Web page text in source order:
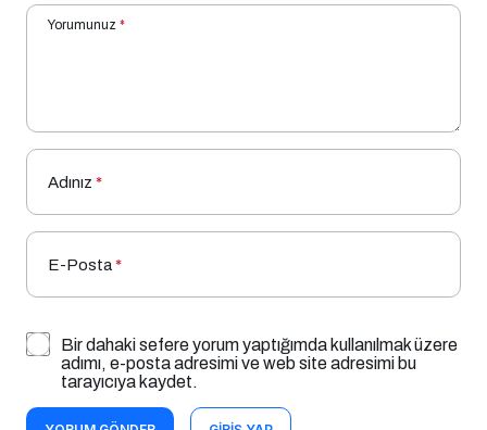
Yorumunuz *
Adınız *
E-Posta*
Bir dahaki sefere yorum yaptığımda kullanılmak üzere
adımı, e-posta adresimi ve web site adresimi bu
tarayıcıya kaydet.